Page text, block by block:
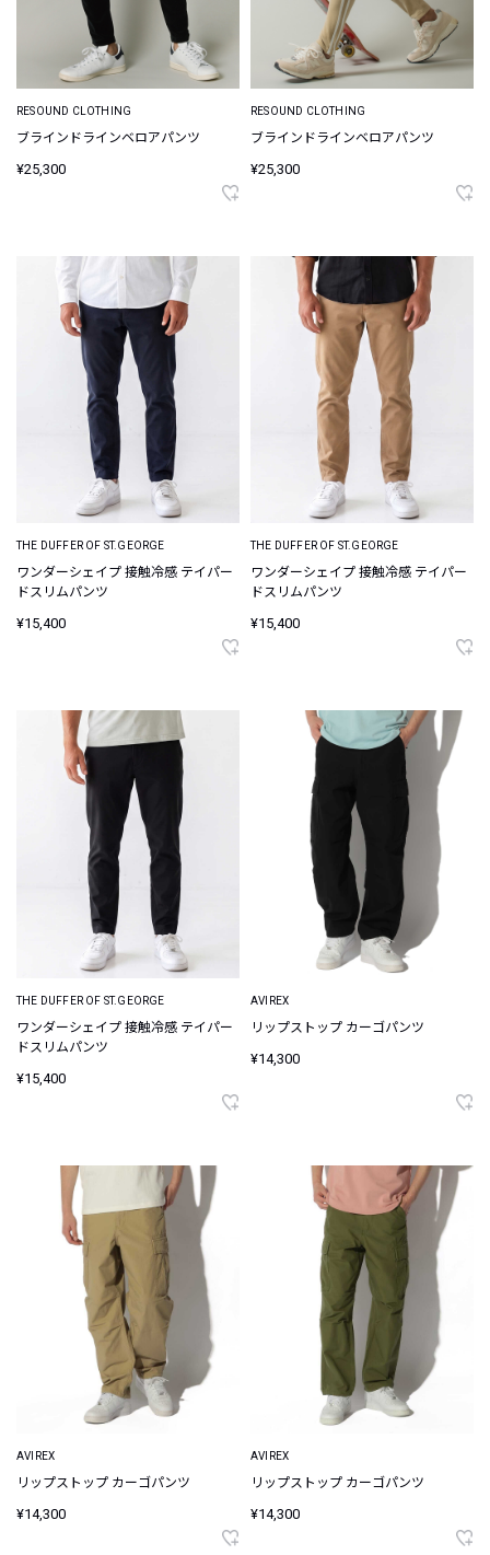
RESOUND CLOTHING
ブラインドラインベロアパンツ
¥25,300
RESOUND CLOTHING
ブラインドラインベロアパンツ
¥25,300
THE DUFFER OF ST.GEORGE
ワンダーシェイプ 接触冷感 テイパー
ドスリムパンツ
¥15,400
THE DUFFER OF ST.GEORGE
ワンダーシェイプ 接触冷感 テイパー
ドスリムパンツ
¥15,400
THE DUFFER OF ST.GEORGE
ワンダーシェイプ 接触冷感 テイパー
ドスリムパンツ
¥15,400
AVIREX
リップストップ カーゴパンツ
¥14,300
AVIREX
リップストップ カーゴパンツ
¥14,300
AVIREX
リップストップ カーゴパンツ
¥14,300